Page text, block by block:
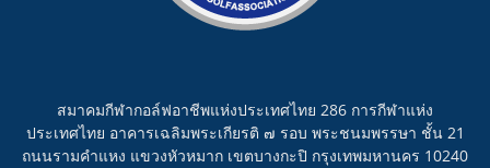
สมาคมกีฬากอล์ฟอาชีพแห่งประเทศไทย 286 การกีฬาแห่ง
ประเทศไทย อาคารเฉลิมพระเกียรติ ๗ รอบ พระชนมพรรษา ชั้น 21
ถนนรามคำแหง แขวงหัวหมาก เขตบางกะปิ กรุงเทพมหานคร 10240